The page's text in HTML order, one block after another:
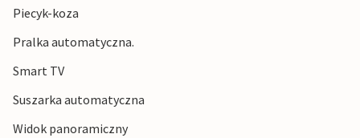
morzem i oferuje wspaniałą nadmorską przyrodę.
Piecyk-koza
Pralka automatyczna.
Smart TV
Suszarka automatyczna
Widok panoramiczny